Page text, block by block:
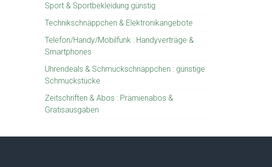
Sport & Sportbekleidung günstig
Technikschnäppchen & Elektronikangebote
Telefon/Handy/Mobilfunk : Handyverträge &
Smartphones
Uhrendeals & Schmuckschnäppchen : günstige
Schmuckstücke
Zeitschriften & Abos : Prämienabos &
Gratisausgaben